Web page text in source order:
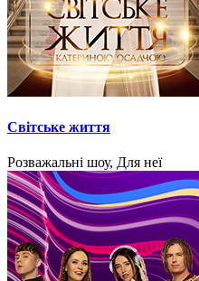
Світське життя
Розважальні шоу, Для неї